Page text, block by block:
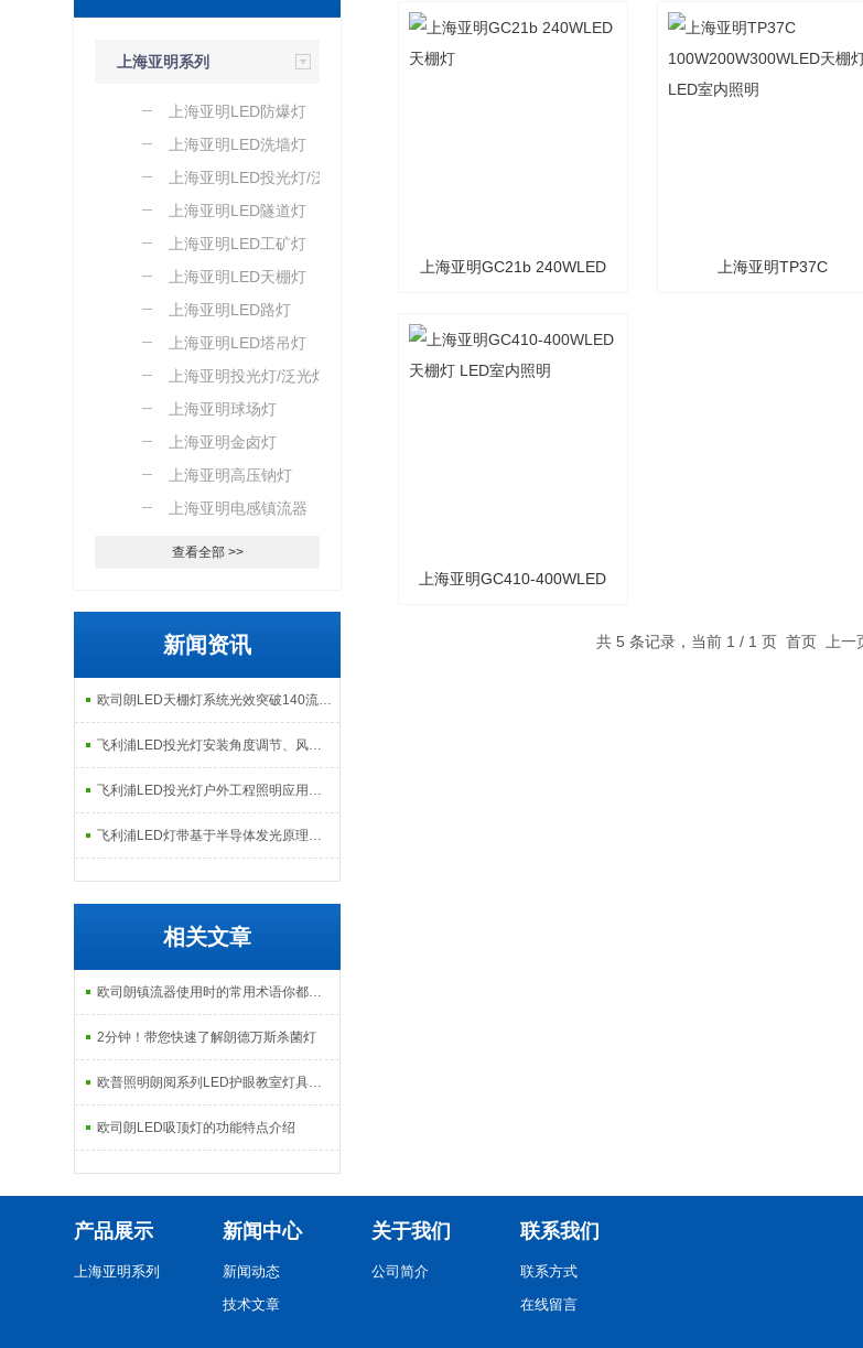
上海亚明系列
上海亚明LED防爆灯
上海亚明LED洗墙灯
上海亚明LED投光灯/泛光
灯
上海亚明LED隧道灯
上海亚明LED工矿灯
上海亚明LED天棚灯
上海亚明LED路灯
上海亚明LED塔吊灯
上海亚明投光灯/泛光灯
上海亚明球场灯
上海亚明金卤灯
上海亚明高压钠灯
上海亚明电感镇流器
查看全部 >>
新闻资讯
欧司朗LED天棚灯系统光效突破140流明每瓦：工业照明节能改造的核心指标解析
飞利浦LED投光灯安装角度调节、风载影响及现场调试注意事项
飞利浦LED投光灯户外工程照明应用场景与日常维护检修指南
飞利浦LED灯带基于半导体发光原理的构造与智能调控技术解析
相关文章
欧司朗镇流器使用时的常用术语你都知道吗？
2分钟！带您快速了解朗德万斯杀菌灯
欧普照明朗阅系列LED护眼教室灯具呵护青少年视力及学习环境
欧司朗LED吸顶灯的功能特点介绍
上海亚明GC21b 240WLED 上海亚明TP37C
上海亚明GC410-400WLED
共 5 条记录，当前 1 / 1 页 首页 上
产品展示
上海亚明系列
新闻中心
新闻动态
技术文章
关于我们
公司简介
联系我们
联系方式
在线留言